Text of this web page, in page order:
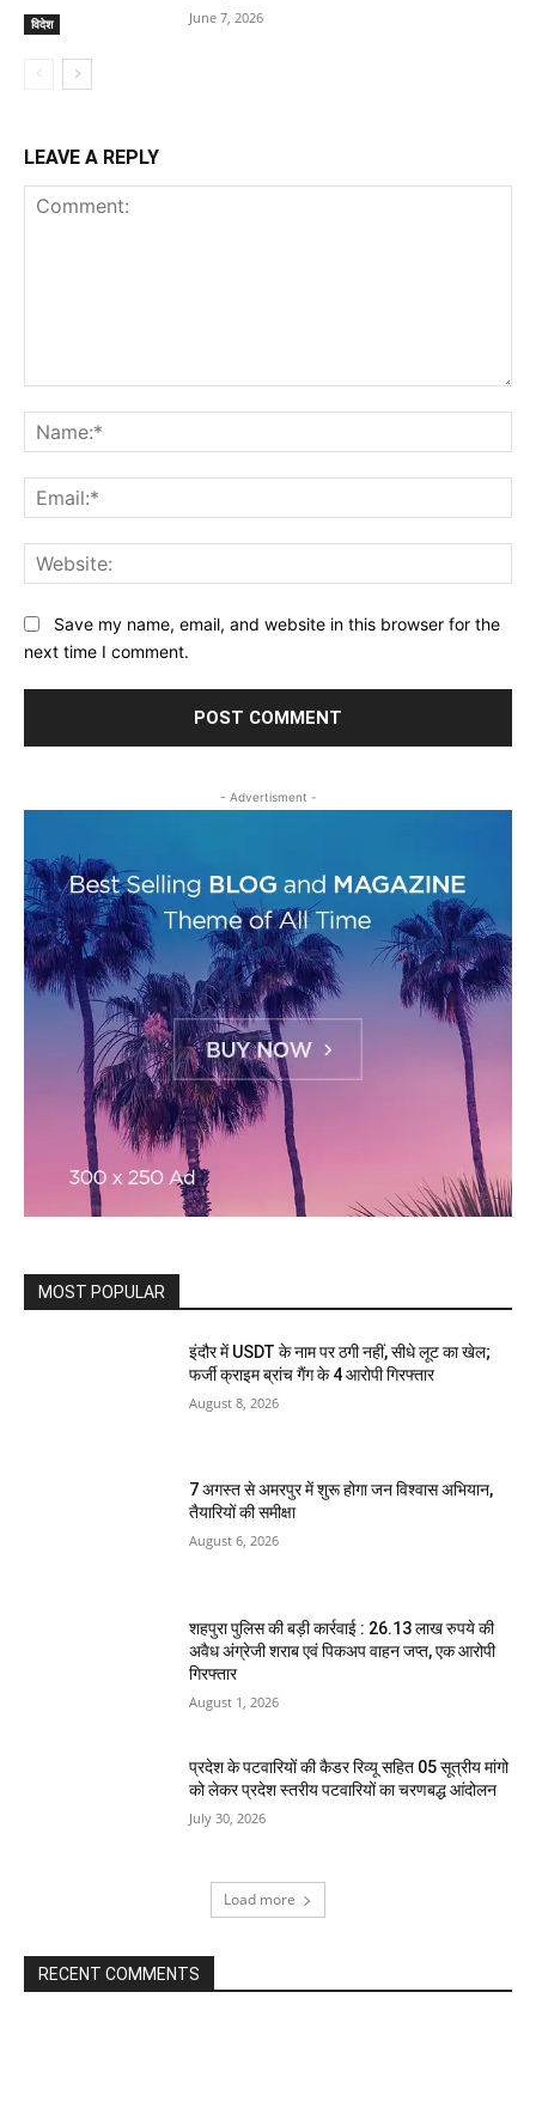
विदेश June 7, 2026
LEAVE A REPLY
Save my name, email, and website in this browser for the
next time I comment.
- Advertisment -
MOST POPULAR
इंदौर में USDT के नाम पर ठगी नहीं, सीधे लूट का खेल;
फर्जी क्राइम ब्रांच गैंग के 4 आरोपी गिरफ्तार
August 8, 2026
7 अगस्त से अमरपुर में शुरू होगा जन विश्वास अभियान,
तैयारियों की समीक्षा
August 6, 2026
शहपुरा पुलिस की बड़ी कार्रवाई : 26.13 लाख रुपये की
अवैध अंग्रेजी शराब एवं पिकअप वाहन जप्त, एक आरोपी
गिरफ्तार
August 1, 2026
प्रदेश के पटवारियों की कैडर रिव्यू सहित 05 सूत्रीय मांगो
को लेकर प्रदेश स्तरीय पटवारियों का चरणबद्ध आंदोलन
July 30, 2026
Load more
RECENT COMMENTS